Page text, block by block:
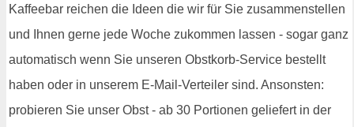
Kaffeebar reichen die Ideen die wir für Sie zusammenstellen
und Ihnen gerne jede Woche zukommen lassen - sogar ganz
automatisch wenn Sie unseren Obstkorb-Service bestellt
haben oder in unserem E-Mail-Verteiler sind. Ansonsten:
probieren Sie unser Obst - ab 30 Portionen geliefert in der